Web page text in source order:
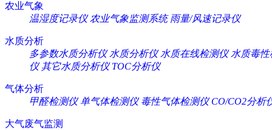
农业气象
温湿度记录仪 农业气象监测系统 雨量/风速记录仪
水质分析
多参数水质分析仪 水质分析仪 水质在线检测仪 水质毒
仪 其它水质分析仪 TOC分析仪
气体分析
甲醛检测仪 单气体检测仪 毒性气体检测仪 CO/CO2分析
大气废气监测